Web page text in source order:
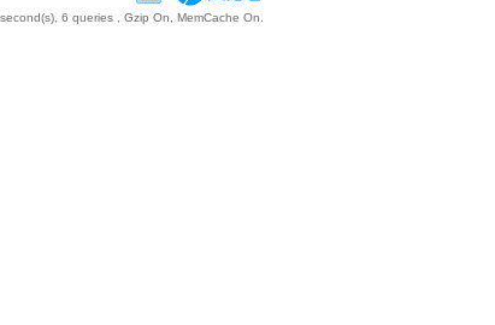
6 queries , Gzip On, MemCache On.